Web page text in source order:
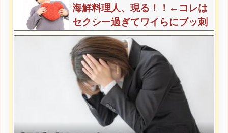
海鮮料理人、現る！！←コレは
セクシー過ぎてワイらにブッ刺
さりまくりw w w w w w w w w